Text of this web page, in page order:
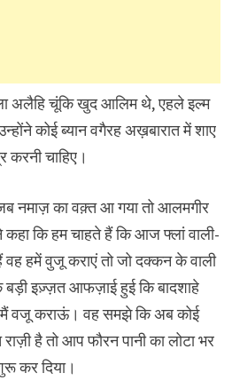
अलैहि चूंकि खुद आलिम थे, एहले इल्म
कोई ब्यान वगैरह अख़बारात में शाए
करनी चाहिए।
नमाज़ का वक़्त आ गया तो आलमगीर
कहा कि हम चाहते हैं कि आज फ्लां वाली-
हमें वुजू कराएं तो जो दक्कन के वाली
बड़ी इज़्ज़त आफज़ाई हुई कि बादशाहे
मैं वजू कराऊं। वह समझे कि अब कोई
है तो आप फौरन पानी का लोटा भर
कर दिया।